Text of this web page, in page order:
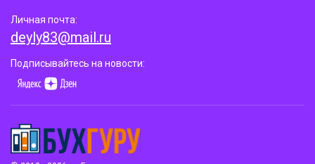
Личная почта:
deyly83@mail.ru
Подписывайтесь на новости: